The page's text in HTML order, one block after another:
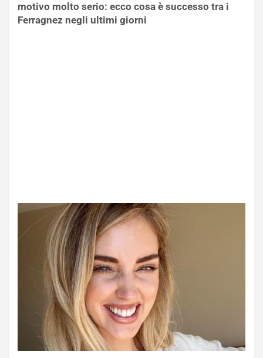
motivo molto serio: ecco cosa è successo tra i
Ferragnez negli ultimi giorni